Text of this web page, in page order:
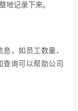
地记录下来。
，如员工数量、
询可以帮助公司